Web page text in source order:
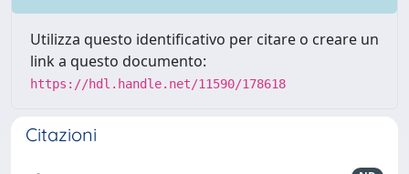
Utilizza questo identificativo per citare o creare un
link a questo documento:
https://hdl.handle.net/11590/178618
Citazioni